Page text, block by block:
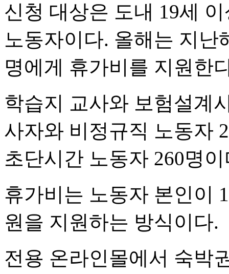
신청 대상은 도내 19세
노동자이다. 올해는 지난
명에게 휴가비를 지원한
학습지 교사와 보험설계
사자와 비정규직 노동자
초단시간 노동자 260명
휴가비는 노동자 본인이
원을 지원하는 방식이다.
전용 온라인몰에서 숙박